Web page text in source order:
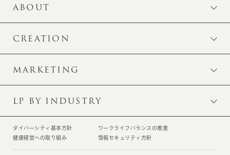
ABOUT
CREATION
MARKETING
LP BY INDUSTRY
ダイバーシティ基本方針
ワークライフバランスの推進
健康経営への取り組み
情報セキュリティ方針